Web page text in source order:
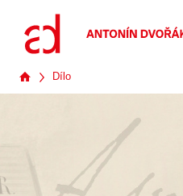
Dílo